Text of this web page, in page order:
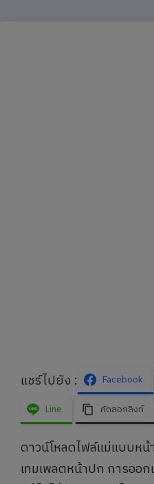
แชร์ไปยัง : Facebook
Line
คัดลอกลิงก์
ดาวน์โหลดไฟล์แม่แบบห
เทมเพลตหน้าปก การออ